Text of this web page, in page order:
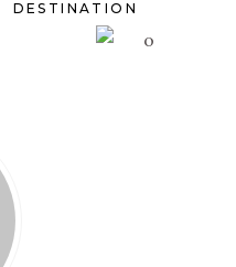
DESTINATION